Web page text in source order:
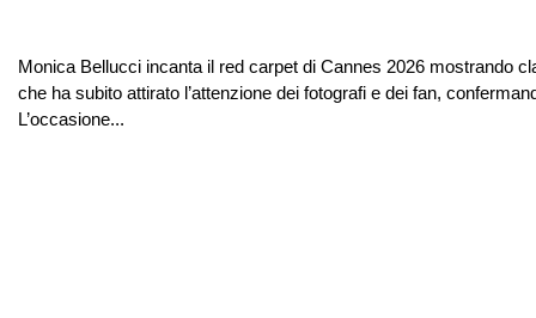
Monica Bellucci incanta il red carpet di Cannes 2026 mostrando
che ha subito attirato l’attenzione dei fotografi e dei fan,
L’occasione...